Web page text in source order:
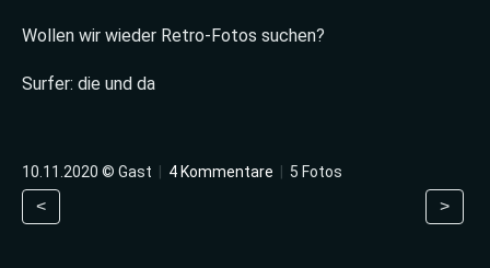
Wollen wir wieder Retro-Fotos suchen?
Surfer: die und da
10.11.2020 © Gast 4 Kommentare 5 Fotos
< >